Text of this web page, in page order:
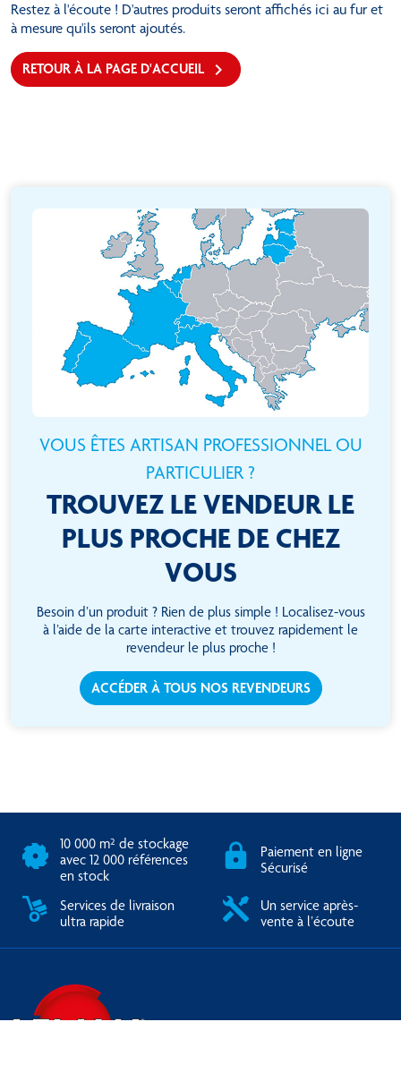
Restez à l'écoute ! D'autres produits seront affichés ici au fur et
à mesure qu'ils seront ajoutés.
RETOUR À LA PAGE D'ACCUEIL 
VOUS ÊTES ARTISAN PROFESSIONNEL OU
PARTICULIER ?
TROUVEZ LE VENDEUR LE
PLUS PROCHE DE CHEZ
VOUS
Besoin d’un produit ? Rien de plus simple ! Localisez-vous
à l’aide de la carte interactive et trouvez rapidement le
revendeur le plus proche !
ACCÉDER À TOUS NOS REVENDEURS
10 000 m² de stockage
avec 12 000 références
en stock
Paiement en ligne
Sécurisé
Services de livraison
ultra rapide
Un service après-
vente à l’écoute